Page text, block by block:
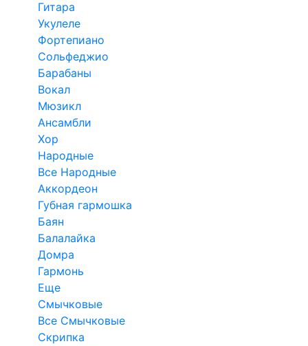
Гитара
Укулеле
Фортепиано
Сольфеджио
Барабаны
Вокал
Мюзикл
Ансамбли
Хор
Народные
Все Народные
Аккордеон
Губная гармошка
Баян
Балалайка
Домра
Гармонь
Еще
Смычковые
Все Смычковые
Скрипка